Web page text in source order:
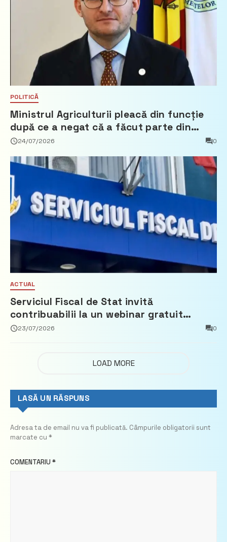
POLITICĂ
Ministrul Agriculturii pleacă din funcție
după ce a negat că a făcut parte din
Partidul Democrat
24/07/2026 0
ACTUAL
Serviciul Fiscal de Stat invită
contribuabilii la un webinar gratuit
privind calculul impozitului pe bunurile
23/07/2026 0
LOAD MORE
LASĂ UN RĂSPUNS
Adresa ta de email nu va fi publicată. Câmpurile obligatorii sunt
marcate cu *
COMENTARIU *